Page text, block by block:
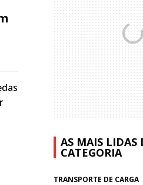
AS MAIS LIDAS
CATEGORIA
TRANSPORTE DE CARGA